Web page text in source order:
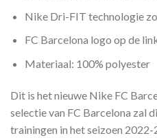
Nike Dri-FIT technologie
FC Barcelona logo op de
Materiaal: 100% polyester
Dit is het nieuwe Nike FC
selectie van FC Barcelona zal
trainingen in het seizoen 2022-